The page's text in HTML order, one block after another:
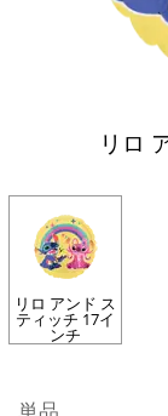
リロ
リロ アンド ス
ティッチ 17イ
ンチ